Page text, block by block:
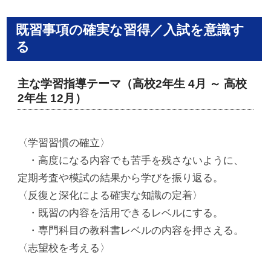
既習事項の確実な習得／入試を意識す
る
主な学習指導テーマ（高校2年生 4月 ～ 高校
2年生 12月）
〈学習習慣の確立〉
・高度になる内容でも苦手を残さないように、
定期考査や模試の結果から学びを振り返る。
〈反復と深化による確実な知識の定着〉
・既習の内容を活用できるレベルにする。
・専門科目の教科書レベルの内容を押さえる。
〈志望校を考える〉